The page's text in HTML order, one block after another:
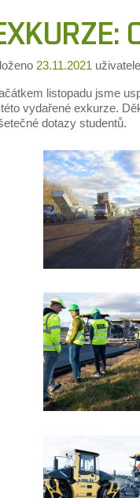
23.11.2021
listopadu jsme
vydařené exkurze.
dotazy studentů.